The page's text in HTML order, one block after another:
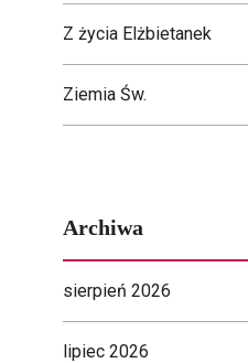
Z życia Elżbietanek
Ziemia Św.
Archiwa
sierpień 2026
lipiec 2026